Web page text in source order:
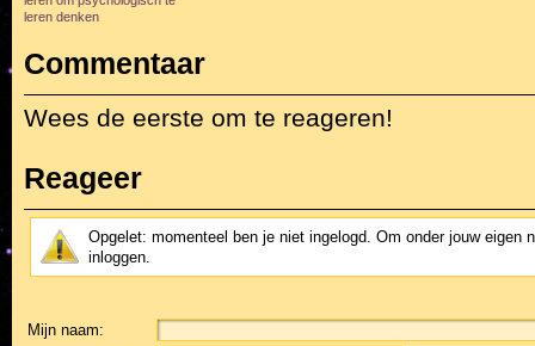
leren denken
Commentaar
Wees de eerste om te reageren!
Reageer
Opgelet: momenteel ben je niet ingelogd. Om onder jouw eigen
inloggen.
Mijn naam: